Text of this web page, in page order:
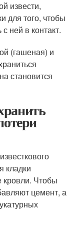
извести,
для того, чтобы
ней в контакт.
(гашеная) и
становится
кладки
кровли. Чтобы
цемент, а